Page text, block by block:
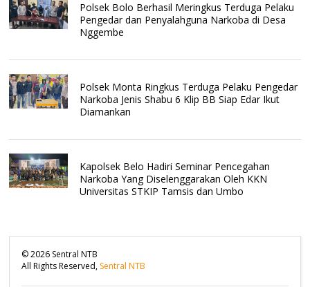
Polsek Bolo Berhasil Meringkus Terduga Pelaku
Pengedar dan Penyalahguna Narkoba di Desa
Nggembe
Polsek Monta Ringkus Terduga Pelaku Pengedar
Narkoba Jenis Shabu 6 Klip BB Siap Edar Ikut
Diamankan
Kapolsek Belo Hadiri Seminar Pencegahan
Narkoba Yang Diselenggarakan Oleh KKN
Universitas STKIP Tamsis dan Umbo
©2026 Sentral NTB
All Rights Reserved, Sentral NTB